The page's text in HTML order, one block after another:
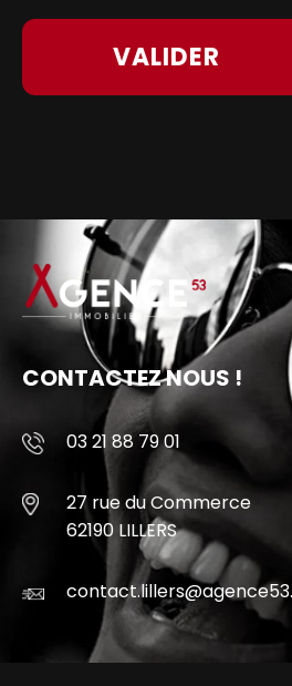
CONTACTEZ NOUS !
03 21 88 79 01
27 rue du Commerce
62190 LILLERS